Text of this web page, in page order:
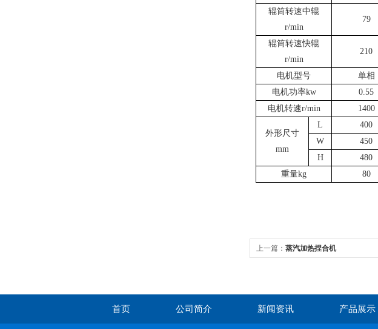
辊筒转速中辊
r/min
79
辊筒转速快辊
r/min
210
电机型号 单相
电机功率kw
0.55
电机转速r/min
1400
外形尺寸
mm
L 400
W
450
H
480
重量kg
80
上一篇： 蒸汽加热捏合机
首页 公司简介 新闻资讯 产品展示